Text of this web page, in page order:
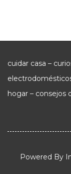
cuidar casa –
hogar – consejos
Powered By